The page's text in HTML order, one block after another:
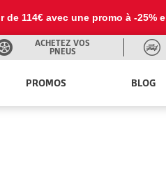
114€ avec une promo à -25%
ACHETEZ VOS
PNEUS
PROMOS BLOG